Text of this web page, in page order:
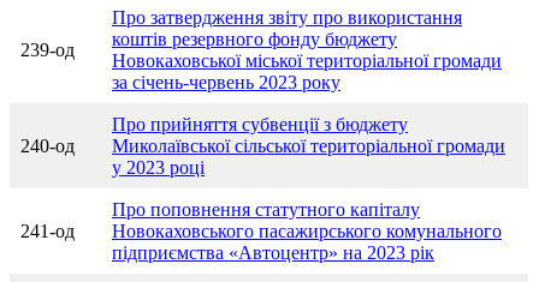
239-од
Про затвердження звіту про використання
коштів резервного фонду бюджету
Новокаховської міської територіальної громади
за січень-червень 2023 року
240-од
Про прийняття субвенції з бюджету
Миколаївської сільської територіальної громади
у 2023 році
241-од
Про поповнення статутного капіталу
Новокаховського пасажирського комунального
підприємства «Автоцентр» на 2023 рік